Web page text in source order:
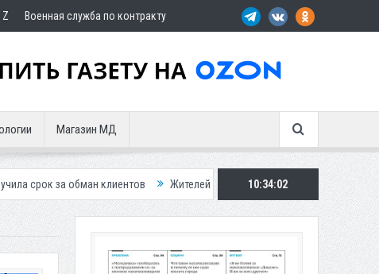
Z Военная служба по контракту
Магазин МД
клиентов Жителей Дагестана приглашает в «Госуслуги Дом»
10:34:04